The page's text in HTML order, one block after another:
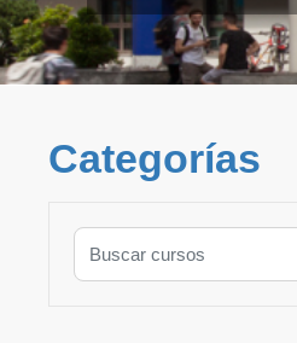
Categorías
Buscar cursos